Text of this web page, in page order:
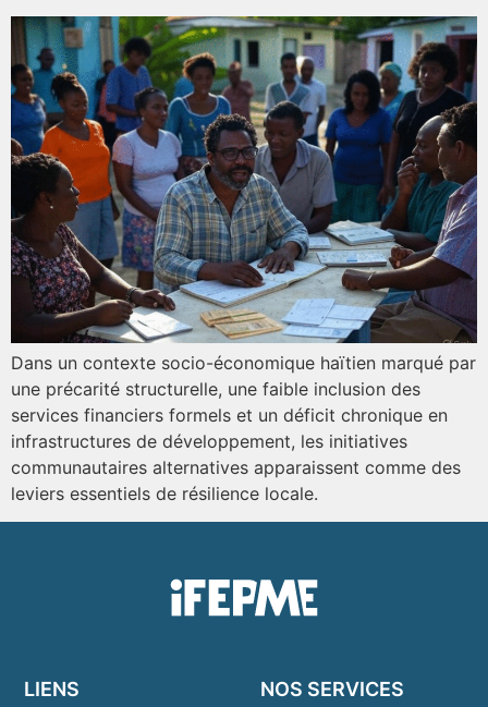
Dans un contexte socio-économique haïtien marqué par
une précarité structurelle, une faible inclusion des
services financiers formels et un déficit chronique en
infrastructures de développement, les initiatives
communautaires alternatives apparaissent comme des
leviers essentiels de résilience locale.
LIENS NOS SERVICES